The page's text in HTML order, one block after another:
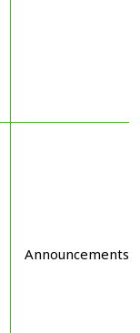
Announcements